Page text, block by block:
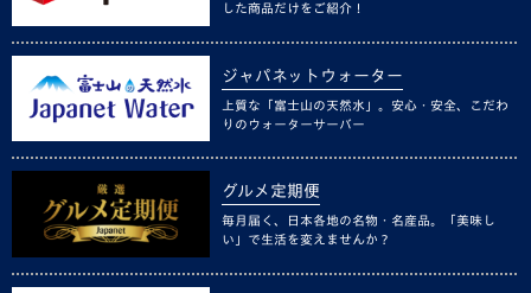
した商品だけをご紹介！
ジャパネットウォーター
上質な「富士山の天然水」。安心・安全、こだわ
りのウォーターサーバー
グルメ定期便
毎月届く、日本各地の名物・名産品。「美味し
い」で生活を変えませんか？